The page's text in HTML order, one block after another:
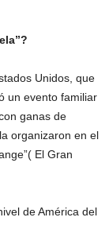
Unidos, que
un evento familiar
ganas de
organizaron en el
El Gran
de América del